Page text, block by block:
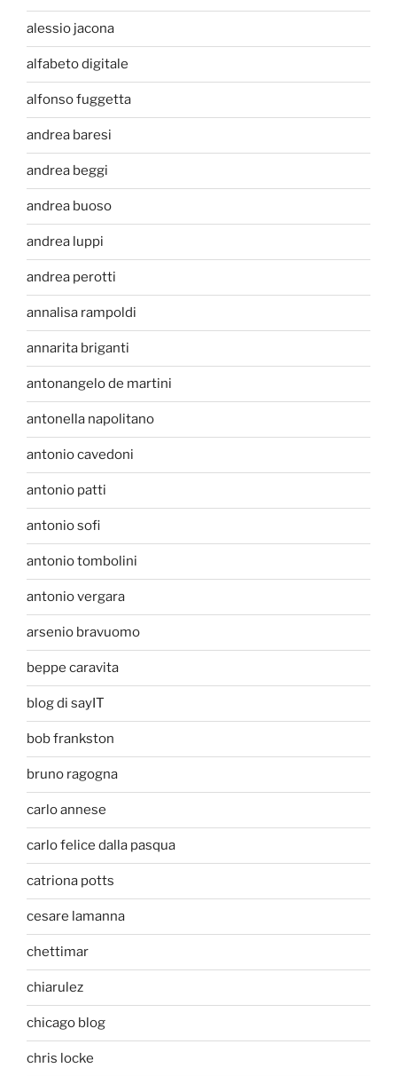
alessio jacona
alfabeto digitale
alfonso fuggetta
andrea baresi
andrea beggi
andrea buoso
andrea luppi
andrea perotti
annalisa rampoldi
annarita briganti
antonangelo de martini
antonella napolitano
antonio cavedoni
antonio patti
antonio sofi
antonio tombolini
antonio vergara
arsenio bravuomo
beppe caravita
blog di sayIT
bob frankston
bruno ragogna
carlo annese
carlo felice dalla pasqua
catriona potts
cesare lamanna
chettimar
chiarulez
chicago blog
chris locke